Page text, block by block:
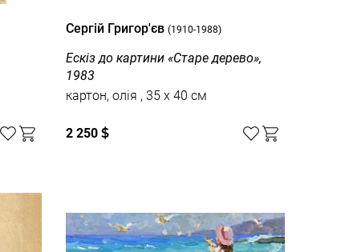
Сергій Григор'єв (1910-1988)
Ескіз до картини «Старе дерево»,
1983
картон, олія , 35 x 40 см
2 250 $